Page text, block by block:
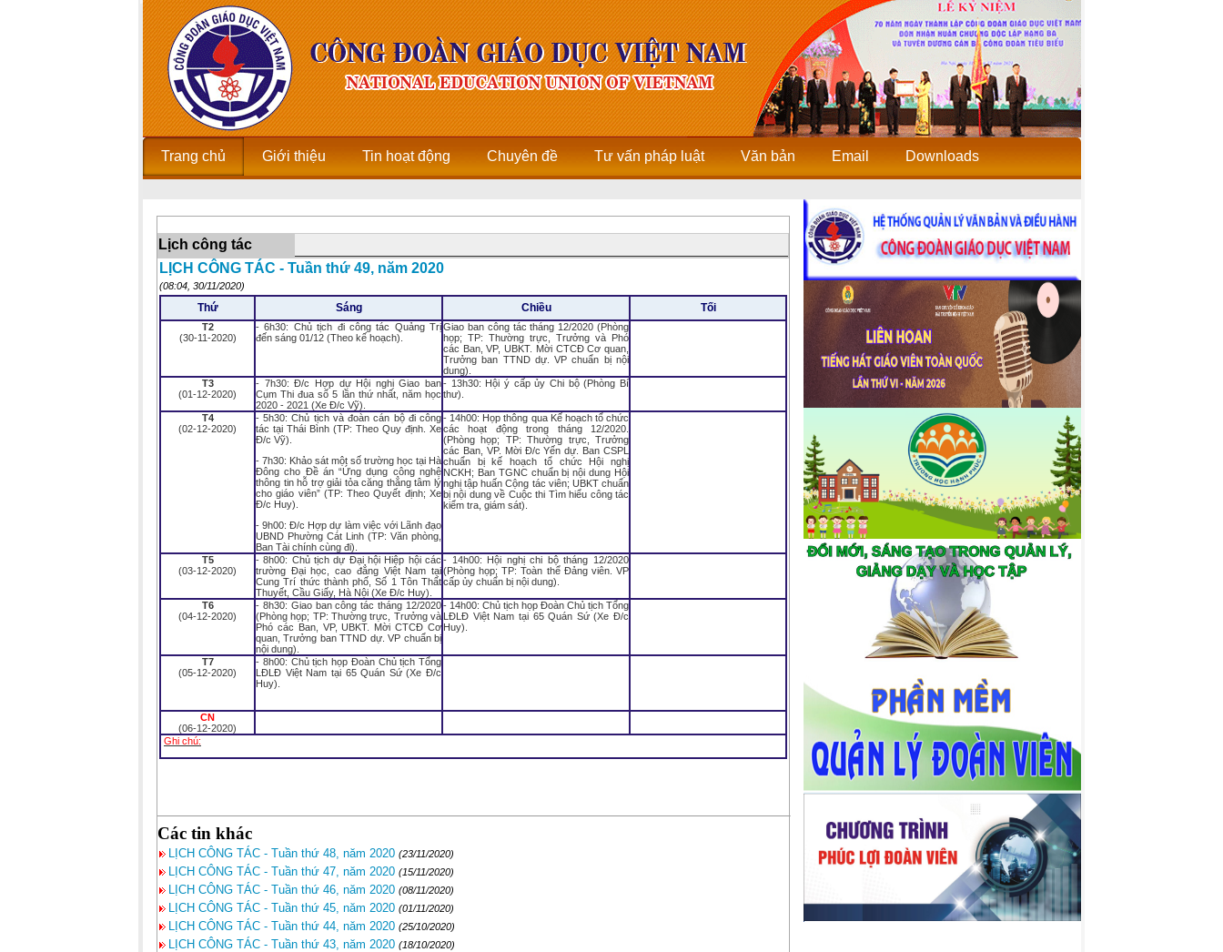
Trang chủ Giới thiệu Tin hoạt động Chuyên đề Tư vấn pháp luật Văn bản Email Downloads
Lịch công tác
LỊCH CÔNG TÁC - Tuần thứ 49, năm 2020
(08:04, 30/11/2020)
Thứ Sáng Chiều Tối
T2
(30-11-2020)
- 6h30: Chủ tịch đi công tác Quảng Trị
đến sáng 01/12 (Theo kế hoạch).
Giao ban công tác tháng 12/2020 (Phòng
họp; TP: Thường trực, Trưởng và Phó
các Ban, VP, UBKT. Mời CTCĐ Cơ quan,
Trưởng ban TTND dự. VP chuẩn bị nội
dung).
T3
(01-12-2020)
- 7h30: Đ/c Hợp dự Hội nghị Giao ban
Cụm Thi đua số 5 lần thứ nhất, năm học
2020 - 2021 (Xe Đ/c Vỹ).
- 13h30: Hội ý cấp ủy Chi bộ (Phòng Bí
thư).
T4
(02-12-2020)
- 5h30: Chủ tịch và đoàn cán bộ đi công
tác tại Thái Bình (TP: Theo Quy định. Xe
Đ/c Vỹ).
- 7h30: Khảo sát một số trường học tại Hà
Đông cho Đề án “Ứng dụng công nghệ
thông tin hỗ trợ giải tỏa căng thẳng tâm lý
cho giáo viên” (TP: Theo Quyết định; Xe
Đ/c Huy).
- 9h00: Đ/c Hợp dự làm việc với Lãnh đạo
UBND Phường Cát Linh (TP: Văn phòng,
Ban Tài chính cùng đi).
- 14h00: Họp thông qua Kế hoạch tổ chức
các hoạt động trong tháng 12/2020.
(Phòng họp; TP: Thường trực, Trưởng
các Ban, VP. Mời Đ/c Yến dự. Ban CSPL
chuẩn bị kế hoạch tổ chức Hội nghị
NCKH; Ban TGNC chuẩn bị nội dung Hội
nghị tập huấn Cộng tác viên; UBKT chuẩn
bị nội dung về Cuộc thi Tìm hiểu công tác
kiểm tra, giám sát).
T5
(03-12-2020)
- 8h00: Chủ tịch dự Đại hội Hiệp hội các
trường Đại học, cao đẳng Việt Nam tại
Cung Trí thức thành phố, Số 1 Tôn Thất
Thuyết, Cầu Giấy, Hà Nội (Xe Đ/c Huy).
- 14h00: Hội nghị chi bộ tháng 12/2020
(Phòng họp; TP: Toàn thể Đảng viên. VP
cấp ủy chuẩn bị nội dung).
T6
(04-12-2020)
- 8h30: Giao ban công tác tháng 12/2020
(Phòng họp; TP: Thường trực, Trưởng và
Phó các Ban, VP, UBKT. Mời CTCĐ Cơ
quan, Trưởng ban TTND dự. VP chuẩn bị
nội dung).
- 14h00: Chủ tịch họp Đoàn Chủ tịch Tổng
LĐLĐ Việt Nam tại 65 Quán Sứ (Xe Đ/c
Huy).
T7
(05-12-2020)
- 8h00: Chủ tịch họp Đoàn Chủ tịch Tổng
LĐLĐ Việt Nam tại 65 Quán Sứ (Xe Đ/c
Huy).
CN
(06-12-2020)
Ghi chú:
Các tin khác
LỊCH CÔNG TÁC - Tuần thứ 48, năm 2020 (23/11/2020)
LỊCH CÔNG TÁC - Tuần thứ 47, năm 2020 (15/11/2020)
LỊCH CÔNG TÁC - Tuần thứ 46, năm 2020 (08/11/2020)
LỊCH CÔNG TÁC - Tuần thứ 45, năm 2020 (01/11/2020)
LỊCH CÔNG TÁC - Tuần thứ 44, năm 2020 (25/10/2020)
LỊCH CÔNG TÁC - Tuần thứ 43, năm 2020 (18/10/2020)